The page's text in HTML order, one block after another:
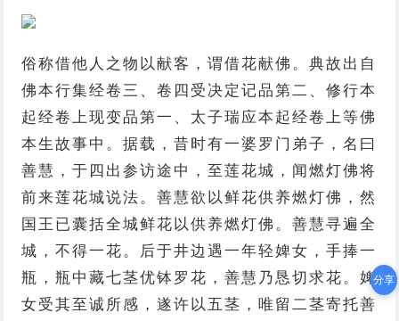
俗称借他人之物以献客，谓借花献佛。典故出自
佛本行集经卷三、卷四受决定记品第二、修行本
起经卷上现变品第一、太子瑞应本起经卷上等佛
本生故事中。据载，昔时有一婆罗门弟子，名曰
善慧，于四出参访途中，至莲花城，闻燃灯佛将
前来莲花城说法。善慧欲以鲜花供养燃灯佛，然
国王已囊括全城鲜花以供养燃灯佛。善慧寻遍全
城，不得一花。后于井边遇一年轻婢女，手捧一
瓶，瓶中藏七茎优钵罗花，善慧乃恳切求花。婢
女受其至诚所感，遂许以五茎，唯留二茎寄托善
分享